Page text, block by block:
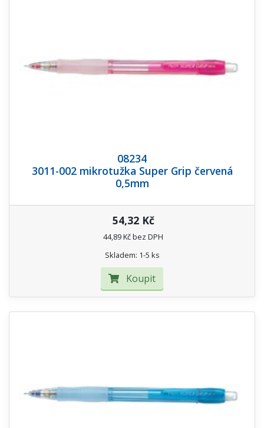
08234
3011-002 mikrotužka Super Grip červená
0,5mm
54,32 Kč
44,89 Kč bez DPH
Skladem: 1-5 ks
Koupit